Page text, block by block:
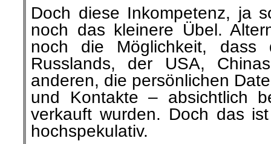
Doch diese Inkompetenz, ja
noch das kleinere Übel.
noch die Möglichkeit, dass
Russlands, der USA,
anderen, die persönlichen
und Kontakte – absichtlich
verkauft wurden. Doch das
hochspekulativ.